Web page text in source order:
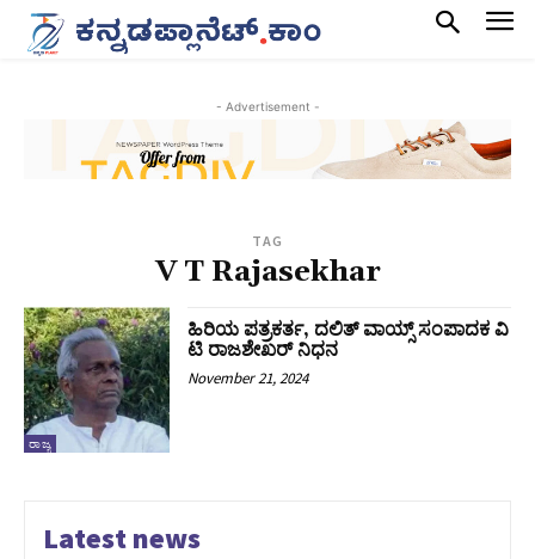
- Advertisement -
TAG
V T Rajasekhar
ರಾಜ್ಯ
ಹಿರಿಯ ಪತ್ರಕರ್ತ, ದಲಿತ್ ವಾಯ್ಸ್ ಸಂಪಾದಕ ವಿ
ಟಿ ರಾಜಶೇಖರ್ ನಿಧನ
November 21, 2024
Latest news